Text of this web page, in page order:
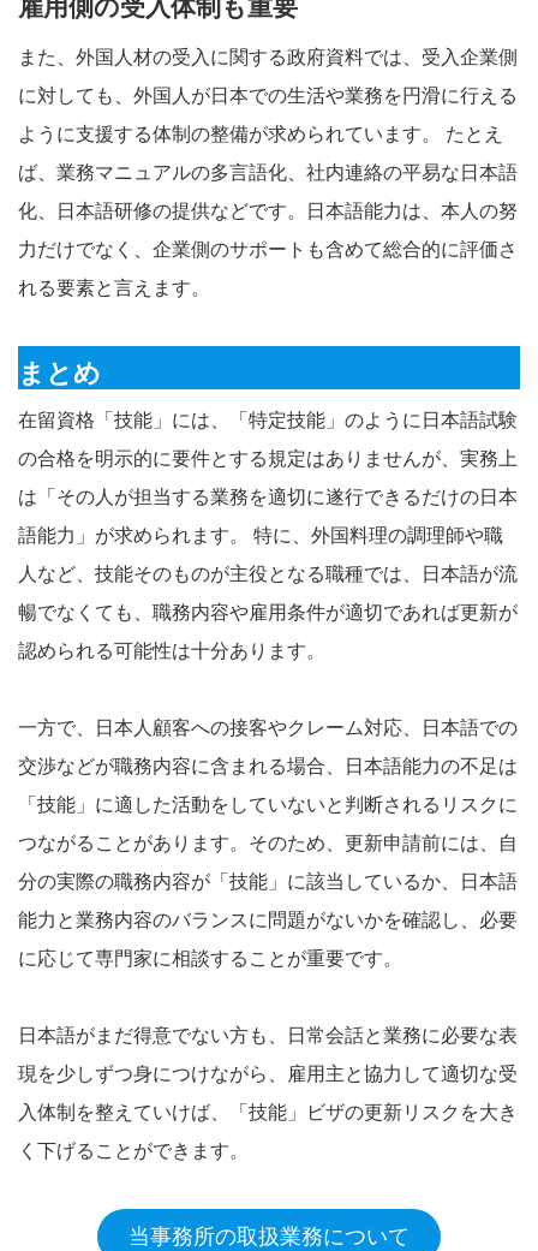
雇用側の受入体制も重要
また、外国人材の受入に関する政府資料では、受入企業側
に対しても、外国人が日本での生活や業務を円滑に行える
ように支援する体制の整備が求められています。 たとえ
ば、業務マニュアルの多言語化、社内連絡の平易な日本語
化、日本語研修の提供などです。日本語能力は、本人の努
力だけでなく、企業側のサポートも含めて総合的に評価さ
れる要素と言えます。
まとめ
在留資格「技能」には、「特定技能」のように日本語試験
の合格を明示的に要件とする規定はありませんが、実務上
は「その人が担当する業務を適切に遂行できるだけの日本
語能力」が求められます。 特に、外国料理の調理師や職
人など、技能そのものが主役となる職種では、日本語が流
暢でなくても、職務内容や雇用条件が適切であれば更新が
認められる可能性は十分あります。
一方で、日本人顧客への接客やクレーム対応、日本語での
交渉などが職務内容に含まれる場合、日本語能力の不足は
「技能」に適した活動をしていないと判断されるリスクに
つながることがあります。そのため、更新申請前には、自
分の実際の職務内容が「技能」に該当しているか、日本語
能力と業務内容のバランスに問題がないかを確認し、必要
に応じて専門家に相談することが重要です。
日本語がまだ得意でない方も、日常会話と業務に必要な表
現を少しずつ身につけながら、雇用主と協力して適切な受
入体制を整えていけば、「技能」ビザの更新リスクを大き
く下げることができます。
当事務所の取扱業務について